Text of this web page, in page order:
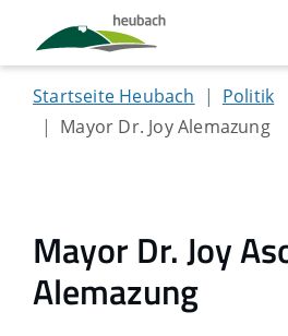
Startseite Heubach
Politik
Mayor Dr. Joy Alemazung
Mayor Dr. Joy
Alemazung